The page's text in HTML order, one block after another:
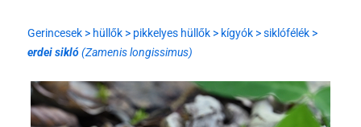
Gerincesek > hüllők > pikkelyes hüllők > kígyók > siklófélék >
erdei sikló(Zamenis longissimus)